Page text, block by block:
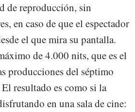
de reproducción, sin
en caso de que el espectador
el que mira su pantalla.
de 4.000 nits, que es el
producciones del séptimo
resultado es como si la
en una sala de cine: